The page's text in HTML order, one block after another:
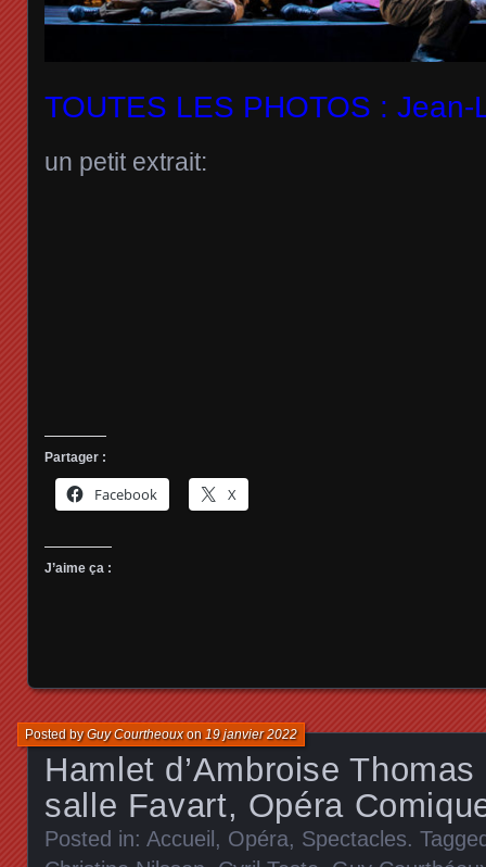
TOUTES LES PHOTOS :
un petit extrait:
Partager :
Facebook X
J’aime ça :
Hamlet d’Ambroise
salle Favart, Opéra
Posted byGuy Courtheouxon 19 janvier 2022
Posted in: Accueil, Opéra, Spectacles.